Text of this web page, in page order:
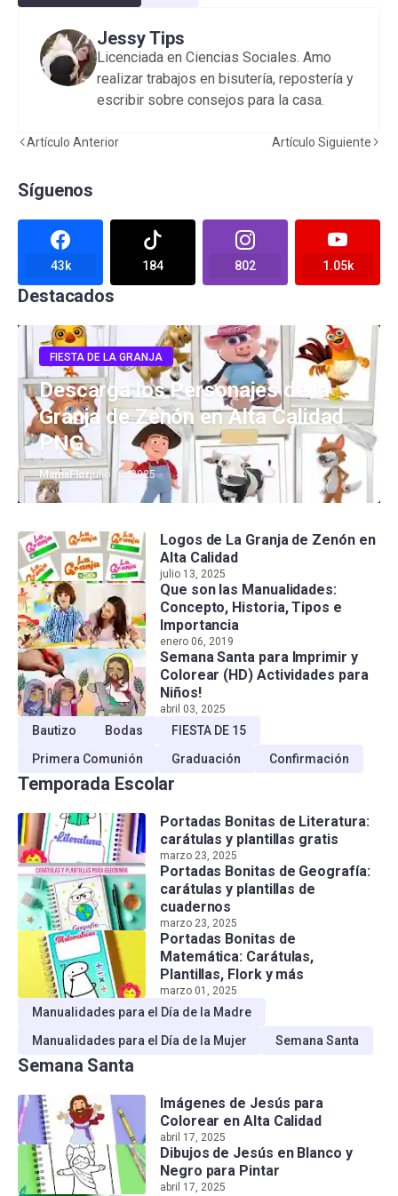
Jessy Tips
Licenciada en Ciencias Sociales. Amo
realizar trabajos en bisutería, repostería y
escribir sobre consejos para la casa.
Artículo Anterior Artículo Siguiente
Síguenos
43k 184 802 1.05k
Destacados
FIESTA DE LA GRANJA
Descarga los Personajes de la
Granja de Zenón en Alta Calidad
PNG
MamaFlorjulio 13, 2025
Logos de La Granja de Zenón en
Alta Calidad
julio 13, 2025
Que son las Manualidades:
Concepto, Historia, Tipos e
Importancia
enero 06, 2019
Semana Santa para Imprimir y
Colorear (HD) Actividades para
Niños!
abril 03, 2025
Bautizo Bodas
FIESTA DE 15
Primera Comunión
Graduación Confirmación
Temporada Escolar
Portadas Bonitas de Literatura:
carátulas y plantillas gratis
marzo 23, 2025
Portadas Bonitas de Geografía:
carátulas y plantillas de
cuadernos
marzo 23, 2025
Portadas Bonitas de
Matemática: Carátulas,
Plantillas, Flork y más
marzo 01, 2025
Manualidades para el Día de la Madre
Manualidades para el Día de la Mujer
Semana Santa
Semana Santa
Imágenes de Jesús para
Colorear en Alta Calidad
abril 17, 2025
Dibujos de Jesús en Blanco y
Negro para Pintar
abril 17, 2025